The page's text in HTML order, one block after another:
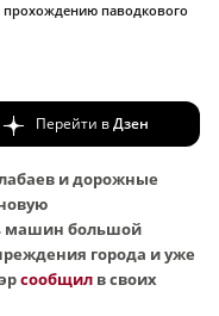
прохождению паводкового
Перейти вДзен
и дорожные
машин большой
города и уже
сообщил в своих